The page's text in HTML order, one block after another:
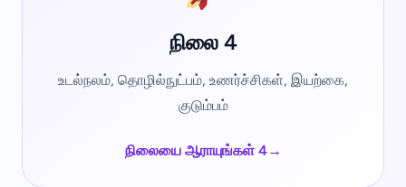
நிலை 4
உடல்நலம், தொழில்நுட்பம், உணர்ச்சிகள், இயற்கை,
குடும்பம்
நிலையை ஆராயுங்கள் 4→